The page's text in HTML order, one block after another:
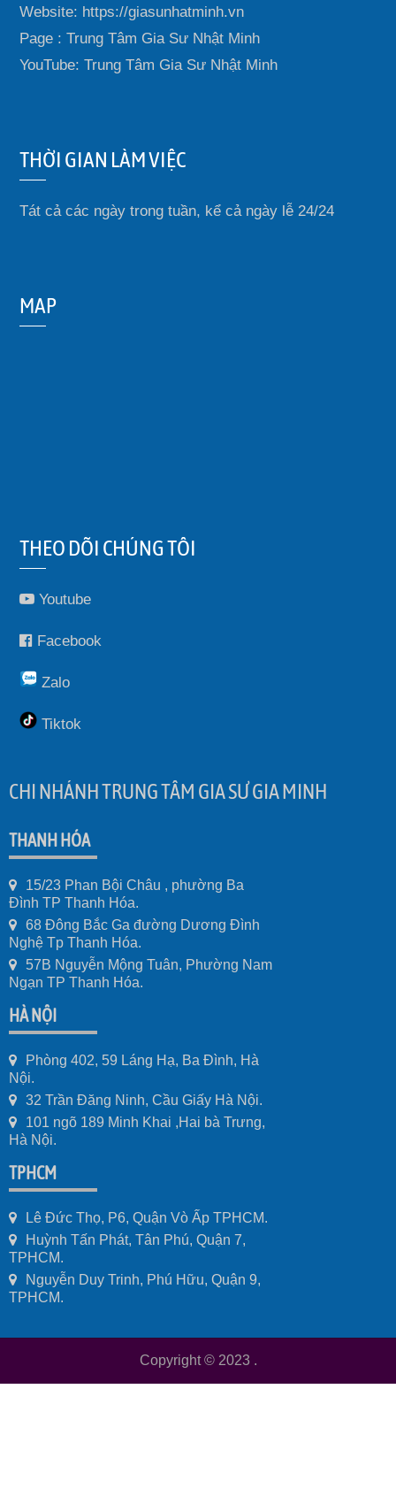
Website: https://giasunhatminh.vn
Page : Trung Tâm Gia Sư Nhật Minh
YouTube: Trung Tâm Gia Sư Nhật Minh
THỜI GIAN LÀM VIỆC
Tát cả các ngày trong tuần, kể cả ngày lễ 24/24
MAP
THEO DÕI CHÚNG TÔI
Youtube
Facebook
Zalo
Tiktok
CHI NHÁNH TRUNG TÂM GIA SƯ GIA MINH
THANH HÓA
15/23 Phan Bội Châu , phường Ba
Đình TP Thanh Hóa.
68 Đông Bắc Ga đường Dương Đình
Nghệ Tp Thanh Hóa.
57B Nguyễn Mộng Tuân, Phường Nam
Ngạn TP Thanh Hóa.
HÀ NỘI
Phòng 402, 59 Láng Hạ, Ba Đình, Hà
Nội.
32 Trần Đăng Ninh, Cầu Giấy Hà Nội.
101 ngõ 189 Minh Khai ,Hai bà Trưng,
Hà Nội.
TPHCM
Lê Đức Thọ, P6, Quận Vò Ấp TPHCM.
Huỳnh Tấn Phát, Tân Phú, Quận 7,
TPHCM.
Nguyễn Duy Trinh, Phú Hữu, Quận 9,
TPHCM.
Copyright © 2023 .